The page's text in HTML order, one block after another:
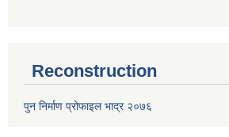
Reconstruction
पुन निर्माण प्रोफाइल भाद्र २०७६